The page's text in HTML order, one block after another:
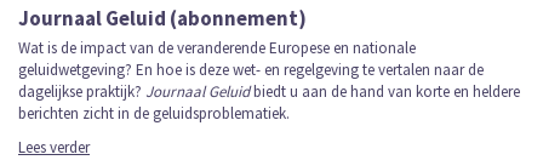
Journaal Geluid (abonnement)
Wat is de impact van de veranderende Europese en nationale
geluidwetgeving? En hoe is deze wet- en regelgeving te vertalen naar de
dagelijkse praktijk? Journaal Geluidbiedt u aan de hand van korte en heldere
berichten zicht in de geluidsproblematiek.
Lees verder